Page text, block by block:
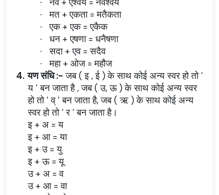
·
· मत + एकता = मतैकता
· एक + एक = एकैक
· धन + एषणा = धनैषणा
· सदा + एव = सदैव
·
महा + ओज = महौज
4. यण संधि :- जब ( इ , ई ) के साथ कोई अन्य स्वर हो तो ‘
य ‘ बन जाता है , जब ( उ, ऊ ) के साथ कोई अन्य स्वर
हो तो ‘ व् ‘ बन जाता है, जब ( ऋ ) के साथ कोई अन्य
स्वर हो तो ‘ र ‘ बन जाता है।
इ + अ = य
इ + आ = या
इ + उ = यु
इ + ऊ = यू
उ + अ = व
उ + आ = वा